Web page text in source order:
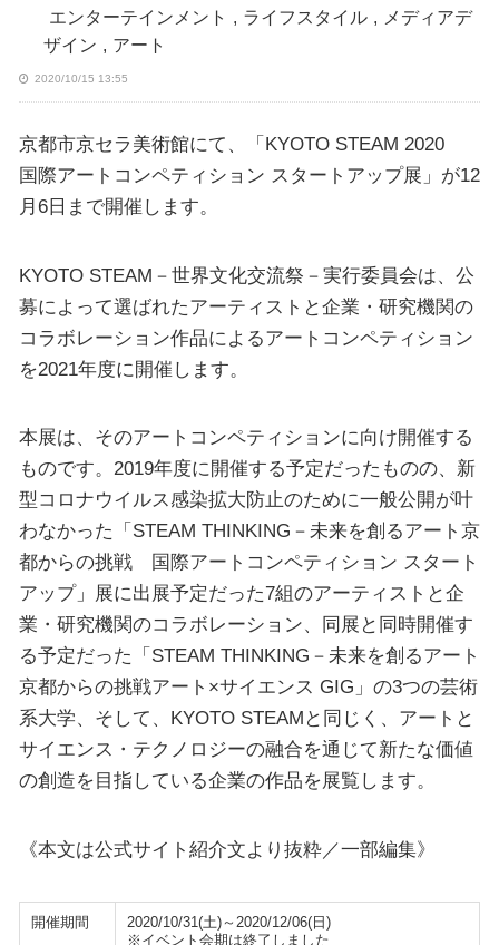
エンターテインメント , ライフスタイル , メディアデ
ザイン , アート
2020/10/15 13:55
京都市京セラ美術館にて、「KYOTO STEAM 2020
国際アートコンペティション スタートアップ展」が12
月6日まで開催します。
KYOTO STEAM－世界文化交流祭－実行委員会は、公
募によって選ばれたアーティストと企業・研究機関の
コラボレーション作品によるアートコンペティション
を2021年度に開催します。
本展は、そのアートコンペティションに向け開催する
ものです。2019年度に開催する予定だったものの、新
型コロナウイルス感染拡大防止のために一般公開が叶
わなかった「STEAM THINKING－未来を創るアート京
都からの挑戦 国際アートコンペティション スタート
アップ」展に出展予定だった7組のアーティストと企
業・研究機関のコラボレーション、同展と同時開催す
る予定だった「STEAM THINKING－未来を創るアート
京都からの挑戦アート×サイエンス GIG」の3つの芸術
系大学、そして、KYOTO STEAMと同じく、アートと
サイエンス・テクノロジーの融合を通じて新たな価値
の創造を目指している企業の作品を展覧します。
《本文は公式サイト紹介文より抜粋／一部編集》
開催期間
2020/10/31(土)～2020/12/06(日)
※イベント会期は終了しました